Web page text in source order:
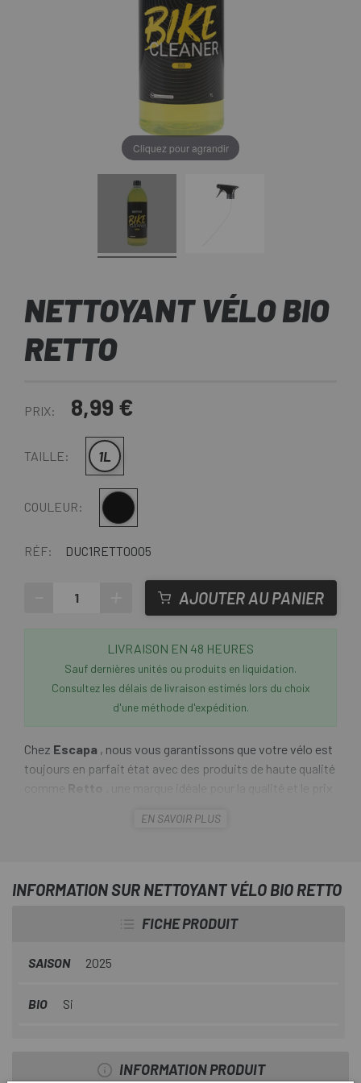
Cliquez pour agrandir
NETTOYANT VÉLO BIO
RETTO
PRIX: 8,99 €
TAILLE: 1L
COULEUR: Multi
RÉF: DUC1RETT0005
AJOUTER AU PANIER
LIVRAISON EN 48 HEURES
Sauf dernières unités ou produits en liquidation.
Consultez les délais de livraison estimés lors du choix
d'une méthode d'expédition.
Chez Escapa , nous vous garantissons que votre vélo est
toujours en parfait état avec des produits de haute qualité
Retto
, une marque idéale pour la qualité et le prix
fine à la graisse la plus tenace, sans endommager la
peinture ou les autres matériaux de votre vélo.
EN SAVOIR PLUS
INFORMATION SUR NETTOYANT VÉLO BIO RETTO
FICHE PRODUIT
SAISON 2025
BIO Si
INFORMATION PRODUIT